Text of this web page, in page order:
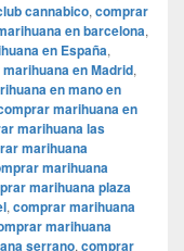
cannabico, comprar
en barcelona,
en España,
en Madrid,
en mano en
marihuana en
marihuana las
marihuana
marihuana
marihuana plaza
, comprar marihuana
marihuana
serrano, comprar